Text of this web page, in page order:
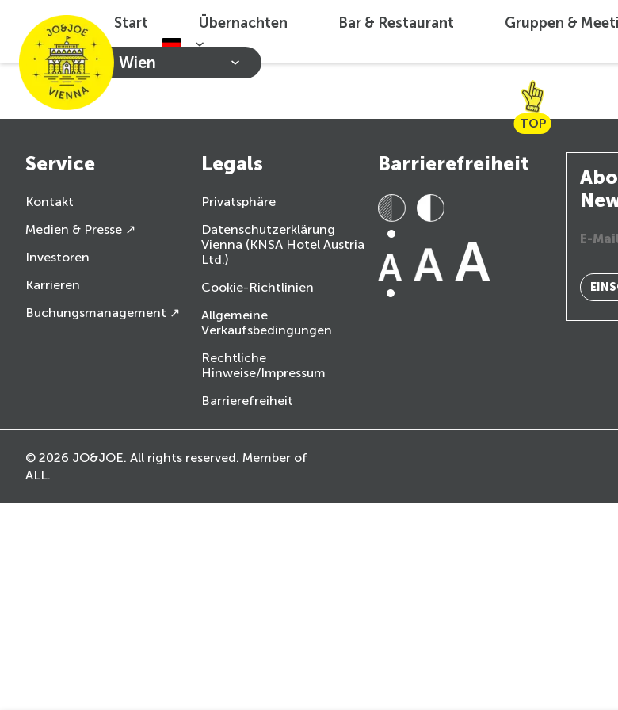
Wien
Start Übernachten Bar & Restaurant Gruppen &
TOP
Service
Kontakt
Medien & Presse ↗
Investoren
Karrieren
Buchungsmanagement ↗
Legals
Privatsphäre
Datenschutzerklärung
Vienna (KNSA Hotel Austria
Ltd.)
Cookie-Richtlinien
Allgemeine
Verkaufsbedingungen
Rechtliche
Hinweise/Impressum
Barrierefreiheit
Barrierefreiheit
© 2026 JO&JOE. All rights reserved. Member of
ALL.